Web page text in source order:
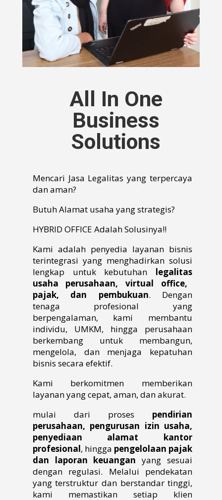
All In One
Business
Solutions
Mencari Jasa Legalitas yang terpercaya
dan aman?
Butuh Alamat usaha yang strategis?
HYBRID OFFICE Adalah Solusinya!!
Kami adalah penyedia layanan bisnis
terintegrasi yang menghadirkan solusi
lengkap untuk kebutuhan legalitas
usaha perusahaan, virtual office,
pajak, dan pembukuan. Dengan
tenaga profesional yang
berpengalaman, kami membantu
individu, UMKM, hingga perusahaan
berkembang untuk membangun,
mengelola, dan menjaga kepatuhan
bisnis secara efektif.
Kami berkomitmen memberikan
layanan yang cepat, aman, dan akurat.
mulai dari proses pendirian
perusahaan, pengurusan izin usaha,
penyediaan alamat kantor
profesional, hingga pengelolaan pajak
dan laporan keuangan yang sesuai
dengan regulasi. Melalui pendekatan
yang terstruktur dan berstandar tinggi,
kami memastikan setiap klien